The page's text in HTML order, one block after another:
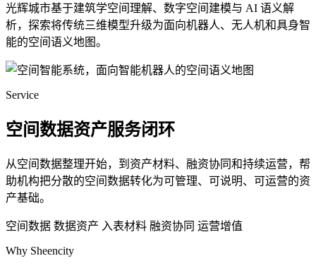
光辉城市基于建筑学空间理解、数字空间建模与 AI 语义解
析，探索将传统三维模型升级为面向机器人、无人机和具身智
能的空间语义地图。
Service
空间数据资产服务闭环
从空间数据整理开始，到资产材料、融资协同和持续运营，帮
助机构把分散的空间数据转化为可管理、可说明、可运营的资
产基础。
空间数据 数据资产 入表材料 融资协同 运营增值
Why Sheencity